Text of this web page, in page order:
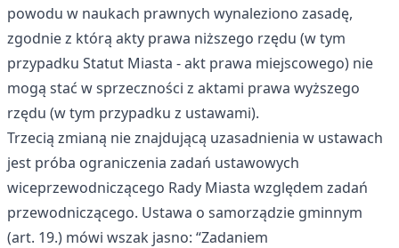
powodu w naukach prawnych wynaleziono zasadę,
zgodnie z którą akty prawa niższego rzędu (w tym
przypadku Statut Miasta - akt prawa miejscowego) nie
mogą stać w sprzeczności z aktami prawa wyższego
rzędu (w tym przypadku z ustawami).
Trzecią zmianą nie znajdującą uzasadnienia w ustawach
jest próba ograniczenia zadań ustawowych
wiceprzewodniczącego Rady Miasta względem zadań
przewodniczącego. Ustawa o samorządzie gminnym
(art. 19.) mówi wszak jasno: “Zadaniem